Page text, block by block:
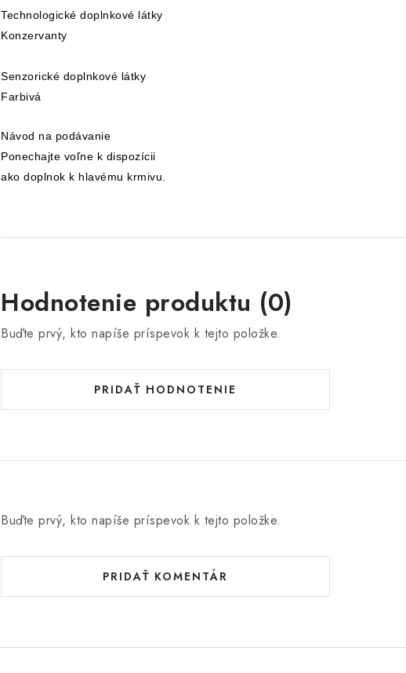
Technologické doplnkové látky
Konzervanty
Senzorické doplnkové látky
Farbivá
Návod na podávanie
Ponechajte voľne k dispozícii
ako doplnok k hlavému krmivu.
Hodnotenie produktu (0)
Buďte prvý, kto napíše príspevok k tejto položke.
PRIDAŤ HODNOTENIE
Buďte prvý, kto napíše príspevok k tejto položke.
PRIDAŤ KOMENTÁR